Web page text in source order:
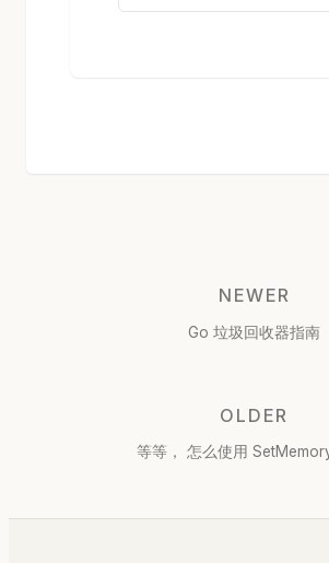
NEWER
Go 垃圾回收器指南
OLDER
等等， 怎么使用